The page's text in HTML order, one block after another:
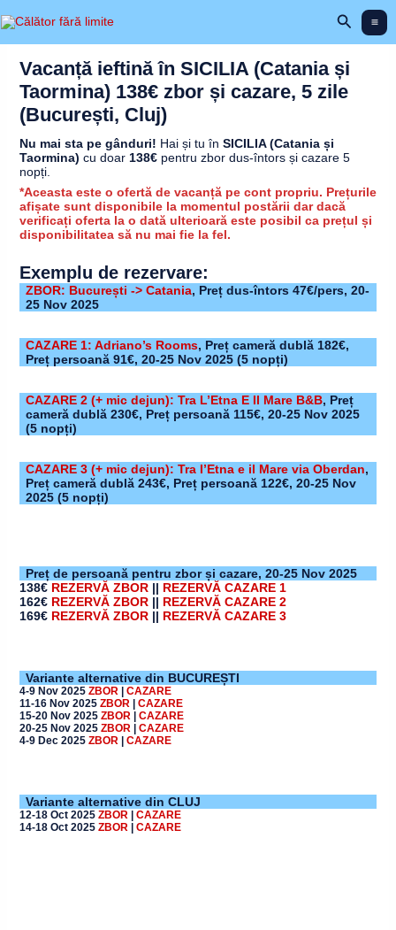
to
Search
Vacanță ieftină în SICILIA (Catania și
Taormina) 138€ zbor și cazare, 5 zile
(București, Cluj)
Nu mai sta pe gânduri! Hai și tu în SICILIA (Catania și
Taormina) cu doar 138€ pentru zbor dus-întors și cazare 5
nopți.
*Aceasta este o ofertă de vacanță pe cont propriu. Prețurile
afișate sunt disponibile la momentul postării dar dacă
verificați oferta la o dată ulterioară este posibil ca prețul și
disponibilitatea să nu mai fie la fel.
Exemplu de rezervare:
ZBOR: București -> Catania, Preț dus-întors 47€/pers, 20-
25 Nov 2025
CAZARE 1: Adriano’s Rooms, Preț cameră dublă 182€,
Preț persoană 91€, 20-25 Nov 2025(5 nopți)
CAZARE 2 (+ mic dejun): Tra L’Etna E Il Mare B&B, Preț
cameră dublă 230€, Preț persoană 115€, 20-25 Nov 2025
(5 nopți)
CAZARE 3 (+ mic dejun): Tra I’Etna e il Mare via Oberdan,
Preț cameră dublă 243€, Preț persoană 122€, 20-25 Nov
2025(5 nopți)
Preț de persoană pentru zbor și cazare, 20-25 Nov 2025
138€ REZERVĂ ZBOR|| REZERVĂ CAZARE 1
162€ REZERVĂ ZBOR|| REZERVĂ CAZARE 2
169€ REZERVĂ ZBOR|| REZERVĂ CAZARE 3
Variante alternative din BUCUREȘTI
4-9 Nov 2025 ZBOR | CAZARE
11-16 Nov 2025 ZBOR | CAZARE
15-20 Nov 2025 ZBOR | CAZARE
20-25 Nov 2025 ZBOR | CAZARE
4-9 Dec 2025 ZBOR | CAZARE
Variante alternative din CLUJ
12-18 Oct 2025 ZBOR | CAZARE
14-18 Oct 2025 ZBOR | CAZARE